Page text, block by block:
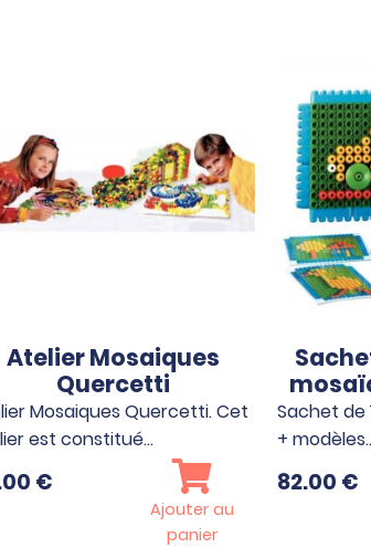
Atelier Mosaiques
Quercetti
Mosaiques Quercetti. Cet
est constitué…
€
Ajouter au
panier
Sachet de
+
82.00 €